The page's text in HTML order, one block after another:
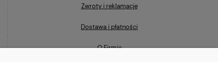
Zwroty i reklamacje
Dostawa i płatności
O Firmie